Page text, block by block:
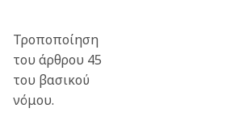
Τροποποίηση
του άρθρου 45
του βασικού
νόμου.